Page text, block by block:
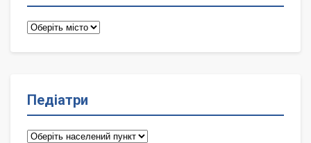
Терапевти
Педіатри
Педіатри